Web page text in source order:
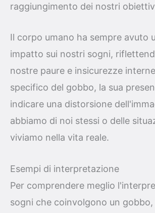
raggiungimento dei nostri
Il corpo umano ha sempre avuto
impatto sui nostri sogni,
nostre paure e insicurezze
specifico del gobbo, la sua
indicare una distorsione
abbiamo di noi stessi o delle
viviamo nella vita reale.
Esempi di interpretazione
Per comprendere meglio
sogni che coinvolgono un